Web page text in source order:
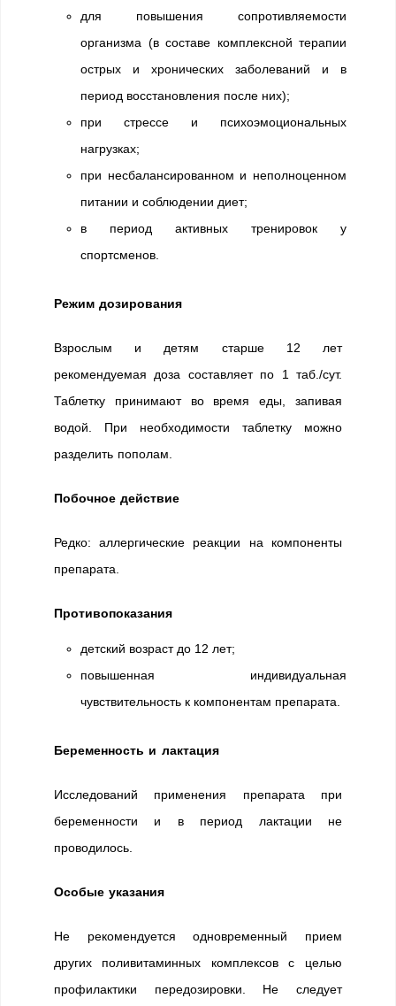
для повышения сопротивляемости
организма (в составе комплексной терапии
острых и хронических заболеваний и в
период восстановления после них);
при стрессе и психоэмоциональных
нагрузках;
при несбалансированном и неполноценном
питании и соблюдении диет;
в период активных тренировок у
спортсменов.
Режим дозирования
Взрослым и детям старше 12 лет
рекомендуемая доза составляет по 1 таб./сут.
Таблетку принимают во время еды, запивая
водой. При необходимости таблетку можно
разделить пополам.
Побочное действие
Редко: аллергические реакции на компоненты
препарата.
Противопоказания
детский возраст до 12 лет;
повышенная индивидуальная
чувствительность к компонентам препарата.
Беременность и лактация
Исследований применения препарата при
беременности и в период лактации не
проводилось.
Особые указания
Не рекомендуется одновременный прием
других поливитаминных комплексов с целью
профилактики передозировки. Не следует